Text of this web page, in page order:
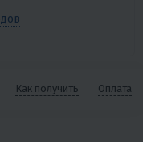
Как получить Оплата